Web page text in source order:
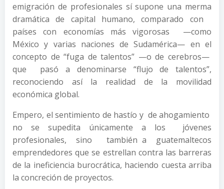
emigración de profesionales sí supone una merma
dramática de capital humano, comparado con
países con economías más vigorosas —como
México y varias naciones de Sudamérica— en el
concepto de “fuga de talentos” —o de cerebros—
que pasó a denominarse “flujo de talentos”,
reconociendo así la realidad de la movilidad
económica global.
Empero, el sentimiento de hastío y de ahogamiento
no se supedita únicamente a los jóvenes
profesionales, sino también a guatemaltecos
emprendedores que se estrellan contra las barreras
de la ineficiencia burocrática, haciendo cuesta arriba
la concreción de proyectos.